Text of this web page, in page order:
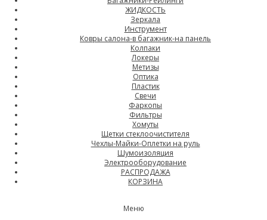
ЖИДКОСТЬ
Зеркала
Инструмент
Ковры салона-в багажник-на панель
Колпаки
Локеры
Метизы
Оптика
Пластик
Свечи
Фаркопы
Фильтры
Хомуты
Щетки стеклоочистителя
Чехлы-Майки-Оплетки на руль
Шумоизоляция
Электрооборудование
РАСПРОДАЖА
КОРЗИНА
Меню